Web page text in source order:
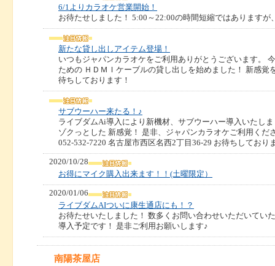
6/1よりカラオケ営業開始！
お待たせしました！ 5:00～22:00の時間短縮ではあります
新たな貸し出しアイテム登場！
いつもジャパンカラオケをご利用ありがとうございます。
ための ＨＤＭＩケーブルの貸し出しを始めました！ 新感
待ちしております！
サブウーハー来たる！♪
ライブダムAi導入により新機材、サブウーハー導入いたし
ゾクっとした 新感覚！ 是非、ジャパンカラオケご利用くだ
052-532-7220 名古屋市西区名西2丁目36-29 お待ちしており
2020/10/28
お得にマイク購入出来ます！！(土曜限定）
2020/01/06
ライブダムAIついに康生通店にも！？
お待たせいたしました！ 数多くお問い合わせいただいてい
導入予定です！ 是非ご利用お願いします♪
南陽茶屋店